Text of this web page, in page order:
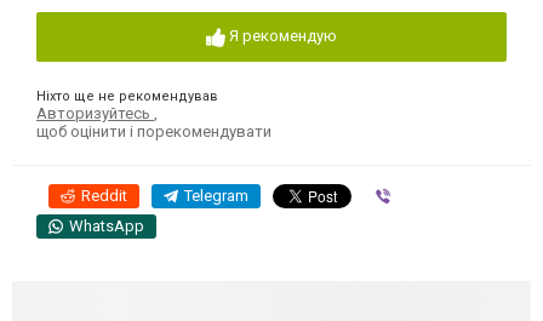
Я рекомендую
Ніхто ще не рекомендував
Авторизуйтесь
щоб оцінити і порекомендувати
Reddit Telegram
WhatsApp